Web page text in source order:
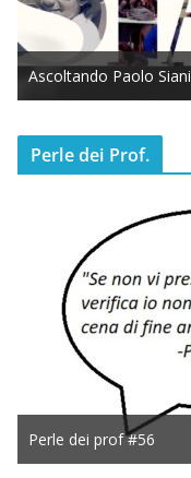
Ascoltando Paolo Siani
Perle dei Prof.
Perle dei prof #56